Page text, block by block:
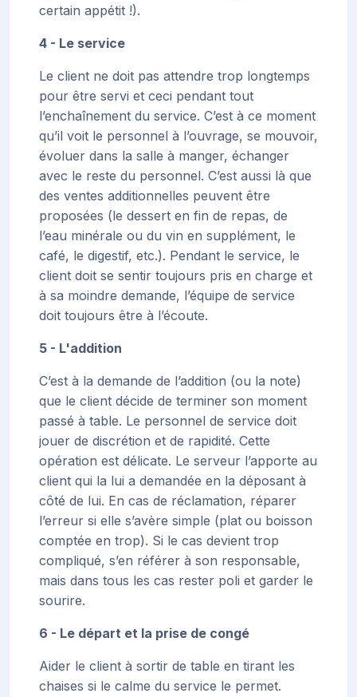
certain appétit !).
4 - Le service
Le client ne doit pas attendre trop longtemps
pour être servi et ceci pendant tout
l’enchaînement du service. C’est à ce moment
qu’il voit le personnel à l’ouvrage, se mouvoir,
évoluer dans la salle à manger, échanger
avec le reste du personnel. C’est aussi là que
des ventes additionnelles peuvent être
proposées (le dessert en fin de repas, de
l’eau minérale ou du vin en supplément, le
café, le digestif, etc.). Pendant le service, le
client doit se sentir toujours pris en charge et
à sa moindre demande, l’équipe de service
doit toujours être à l’écoute.
5 - L'addition
C’est à la demande de l’addition (ou la note)
que le client décide de terminer son moment
passé à table. Le personnel de service doit
jouer de discrétion et de rapidité. Cette
opération est délicate. Le serveur l’apporte au
client qui la lui a demandée en la déposant à
côté de lui. En cas de réclamation, réparer
l’erreur si elle s’avère simple (plat ou boisson
comptée en trop). Si le cas devient trop
compliqué, s’en référer à son responsable,
mais dans tous les cas rester poli et garder le
sourire.
6 - Le départ et la prise de congé
Aider le client à sortir de table en tirant les
chaises si le calme du service le permet.